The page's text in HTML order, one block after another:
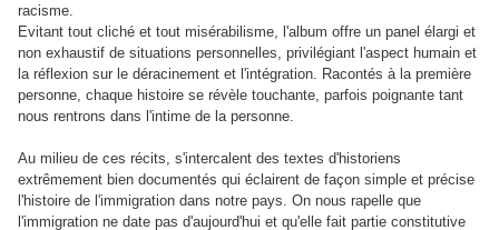
racisme.
Evitant tout cliché et tout misérabilisme, l'album offre un panel élargi et
non exhaustif de situations personnelles, privilégiant l'aspect humain et
la réflexion sur le déracinement et l'intégration. Racontés à la première
personne, chaque histoire se révèle touchante, parfois poignante tant
nous rentrons dans l'intime de la personne.
Au milieu de ces récits, s'intercalent des textes d'historiens
extrêmement bien documentés qui éclairent de façon simple et précise
l'histoire de l'immigration dans notre pays. On nous rapelle que
l'immigration ne date pas d'aujourd'hui et qu'elle fait partie constitutive